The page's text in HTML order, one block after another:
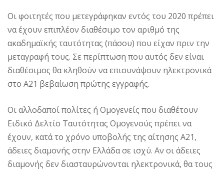
Οι φοιτητές που μετεγράφηκαν εντός του 2020 πρέπει
να έχουν επιπλέον διαθέσιμο τον αριθμό της
ακαδημαϊκής ταυτότητας (πάσου) που είχαν πριν την
μεταγραφή τους. Σε περίπτωση που αυτός δεν είναι
διαθέσιμος θα κληθούν να επισυνάψουν ηλεκτρονικά
στο Α21 βεβαίωση πρώτης εγγραφής.
Οι αλλοδαποί πολίτες ή Ομογενείς που διαθέτουν
Ειδικό Δελτίο Ταυτότητας Ομογενούς πρέπει να
έχουν, κατά το χρόνο υποβολής της αίτησης Α21,
άδειες διαμονής στην Ελλάδα σε ισχύ. Αν οι άδειες
διαμονής δεν διασταυρώνονται ηλεκτρονικά, θα τους